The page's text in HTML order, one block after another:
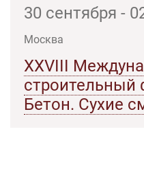
30 сентября -
Москва
XXVIII
строительный
Бетон. Сухие